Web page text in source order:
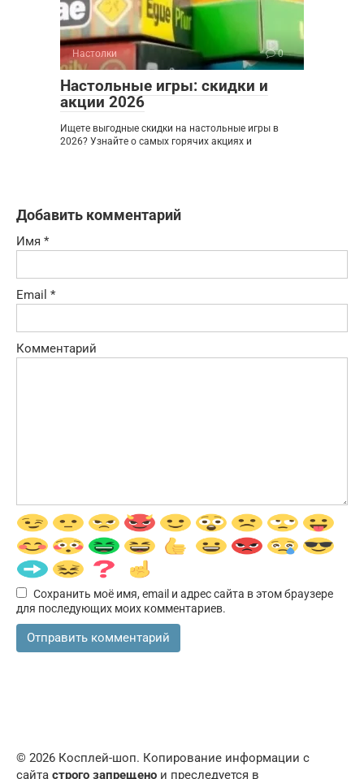
Настолки 0
Настольные игры: скидки и
акции 2026
Ищете выгодные скидки на настольные игры в
2026? Узнайте о самых горячих акциях и
Добавить комментарий
Имя *
Email *
Комментарий
Сохранить моё имя, email и адрес сайта в этом браузере
для последующих моих комментариев.
© 2026 Косплей-шоп. Копирование информации с
сайта строго запрещено и преследуется в